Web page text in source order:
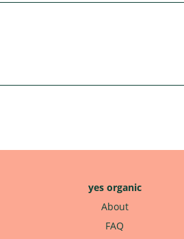
yes organic
About
FAQ